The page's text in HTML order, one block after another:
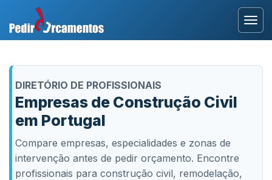
DIRETÓRIO DE PROFISSIONAIS
Empresas de Construção Civil
em Portugal
Compare empresas, especialidades e zonas de
intervenção antes de pedir orçamento. Encontre
profissionais para construção civil, remodelação,
Entrar
Área Profissional
Como Funciona?
Testemunhos